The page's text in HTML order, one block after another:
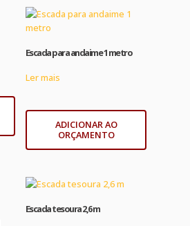
Escada para andaime 1 metro
Ler mais
ADICIONAR AO
ORÇAMENTO
Escada tesoura 2,6 m